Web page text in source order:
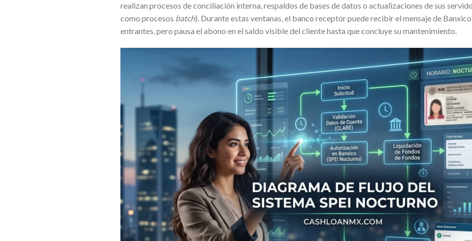
realizan procesos de conciliación interna, respaldos de bases de datos o actualizaciones de sus
como procesos batch). Durante estas ventanas, el banco receptor puede recibir el mensaje de
entrantes, pero pausa el abono en el saldo visible del cliente hasta que concluye su mantenimiento.